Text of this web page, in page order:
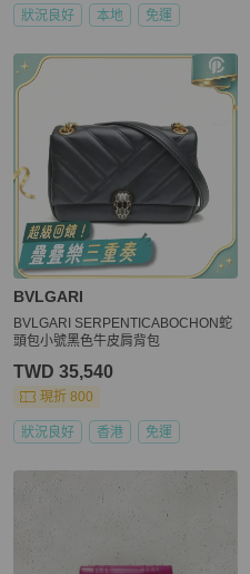
狀況良好 本地 免運
BVLGARI
BVLGARI SERPENTICABOCHON蛇
頭包小號黑色牛皮肩背包
TWD 35,540
現折 800
狀況良好 香港 免運